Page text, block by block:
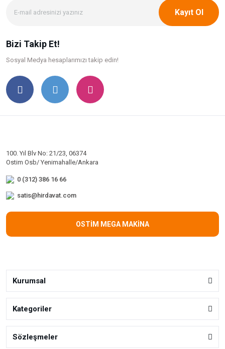
Kayıt Ol
Bizi Takip Et!
Sosyal Medya hesaplarımızı takip edin!
100. Yıl Blv No: 21/23, 06374
Ostim Osb/ Yenimahalle/Ankara
0 (312) 386 16 66
satis@hirdavat.com
OSTİM MEGA MAKİNA
Kurumsal
Kategoriler
Sözleşmeler